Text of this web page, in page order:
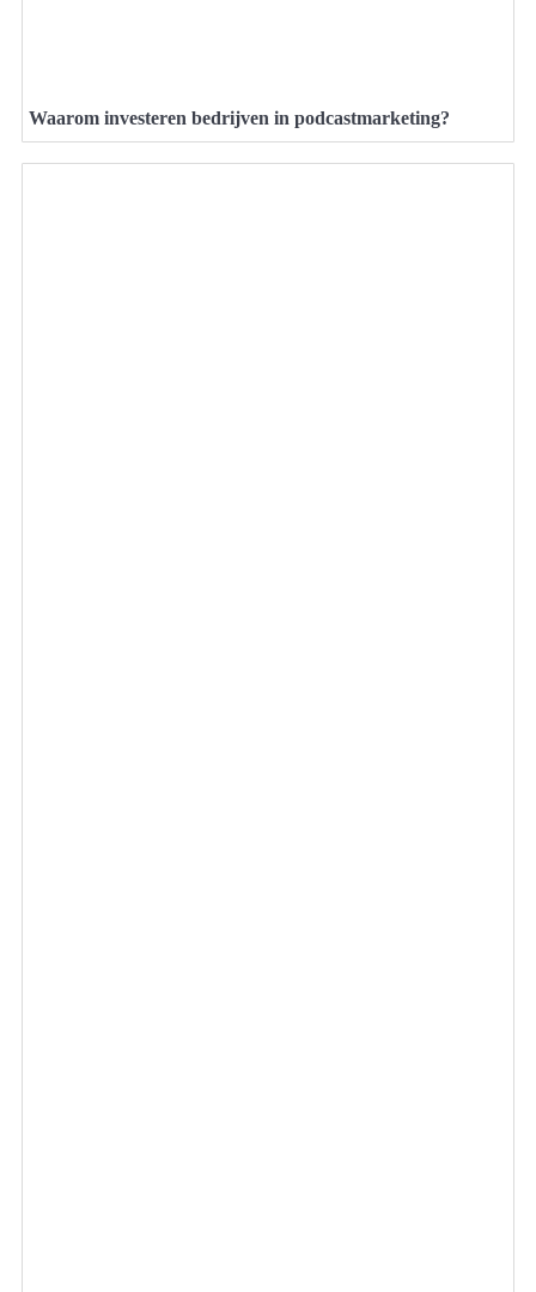
Waarom investeren bedrijven in podcastmarketing?